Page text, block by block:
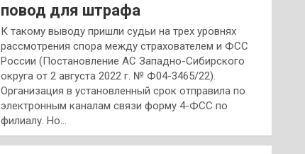
повод для штрафа
К такому выводу пришли судьи на трех уровнях
рассмотрения спора между страхователем и ФСС
России (Постановление АС Западно-Сибирского
округа от 2 августа 2022 г. № Ф04-3465/22).
Организация в установленный срок отправила по
электронным каналам связи форму 4-ФСС по
филиалу. Но…